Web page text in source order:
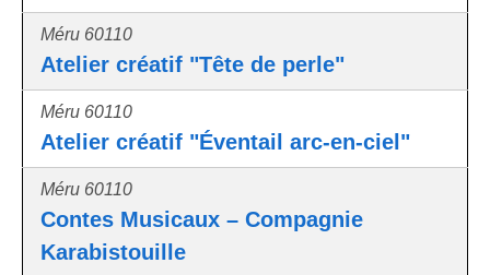
Méru 60110
Atelier créatif "Tête de perle"
Méru 60110
Atelier créatif "Éventail arc-en-ciel"
Méru 60110
Contes Musicaux – Compagnie
Karabistouille